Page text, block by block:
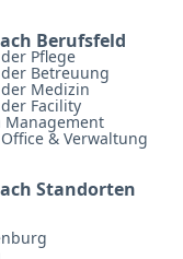
Berufsfeld
Pflege
Betreuung
Medizin
Facility
Management
& Verwaltung
Standorten